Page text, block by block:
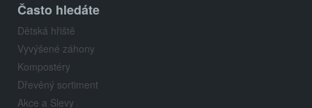
Často hledáte
Dětská hřiště
Vyvýšené záhony
Kompostéry
Dřevěný sortiment
Akce a Slevy